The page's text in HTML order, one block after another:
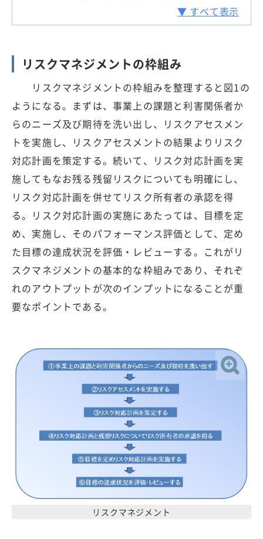
▼ すべて表示
リスクマネジメントの枠組み
リスクマネジメントの枠組みを整理すると図1の
ようになる。まずは、事業上の課題と利害関係者か
らのニーズ及び期待を洗い出し、リスクアセスメン
トを実施し、リスクアセスメントの結果よりリスク
対応計画を策定する。続いて、リスク対応計画を実
施してもなお残る残留リスクについても明確にし、
リスク対応計画を併せてリスク所有者の承認を得
る。リスク対応計画の実施にあたっては、目標を定
め、実施し、そのパフォーマンス評価として、定め
た目標の達成状況を評価・レビューする。これがリ
スクマネジメントの基本的な枠組みであり、それぞ
れのアウトプットが次のインプットになることが重
要なポイントである。
リスクマネジメント